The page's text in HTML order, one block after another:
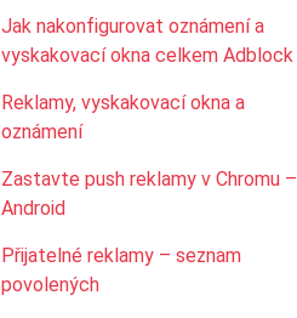
Jak nakonfigurovat oznámení a
vyskakovací okna celkem Adblock
Reklamy, vyskakovací okna a
oznámení
Zastavte push reklamy v Chromu –
Android
Přijatelné reklamy – seznam
povolených